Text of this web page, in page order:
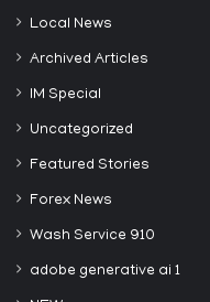
Local News
Archived Articles
IM Special
Uncategorized
Featured Stories
Forex News
Wash Service 910
adobe generative ai 1